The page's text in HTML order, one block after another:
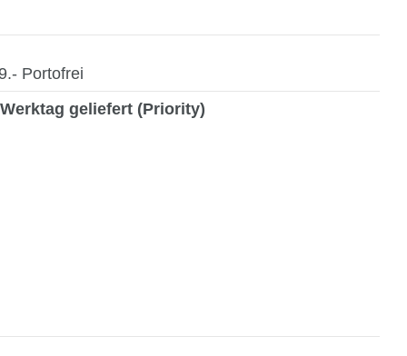
Portofrei
geliefert (Priority)